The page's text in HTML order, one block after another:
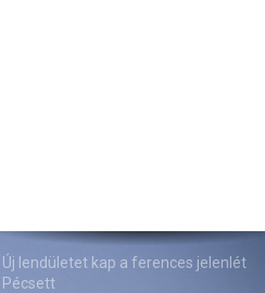
Új lendületet kap a ferences jelenlét
Pécsett